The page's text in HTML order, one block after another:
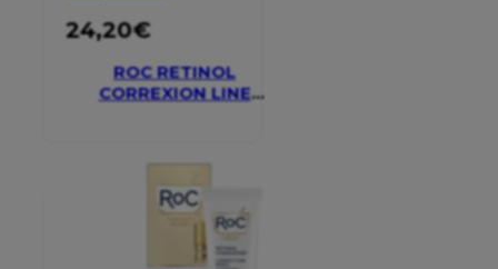
24,20€
ROC RETINOL
CORREXION LINE